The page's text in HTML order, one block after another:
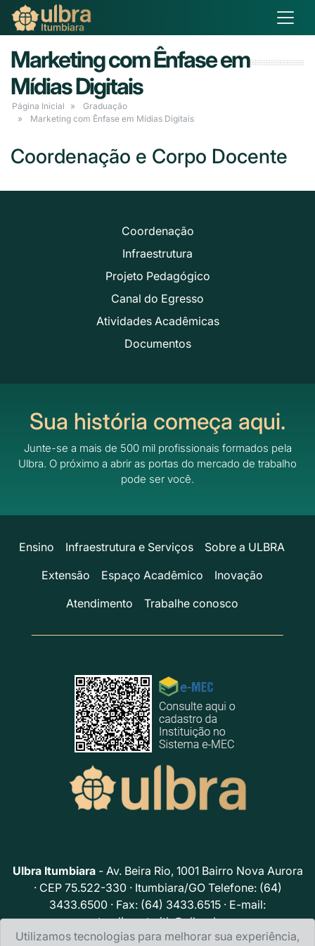
Marketing com Ênfase em
Mídias Digitais
Página Inicial
Graduação
Marketing com Ênfase em Mídias Digitais
Coordenação e Corpo Docente
Coordenação
Infraestrutura
Projeto Pedagógico
Canal do Egresso
Atividades Acadêmicas
Documentos
Sua história começa aqui.
Junte-se a mais de 500 mil profissionais formados pela
Ulbra. O próximo a abrir as portas do mercado de trabalho
pode ser você.
Ensino Infraestrutura e Serviços
Sobre a ULBRA
Extensão
Espaço Acadêmico
Inovação
Atendimento
Trabalhe conosco
Ulbra Itumbiara- Av. Beira Rio, 1001 Bairro Nova Aurora
· CEP 75.522-330 · Itumbiara/GO Telefone: (64)
3433.6500 · Fax: (64) 3433.6515 · E-mail:
atendimento.itb@ulbra.br
Utilizamos tecnologias para melhorar sua experiência,